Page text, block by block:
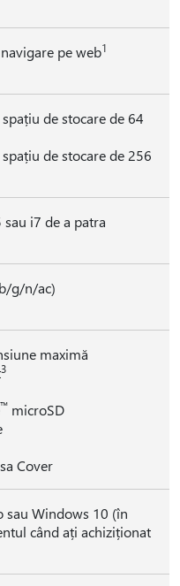
pe web1
de stocare de 64
de stocare de 256
i7 de a patra
g/n/ac)
maximă
3
™ microSD
Cover
sau Windows 10 (în
când ați achiziționat